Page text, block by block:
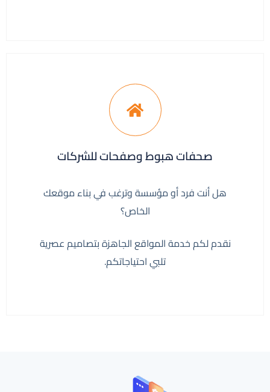
صحفات هبوط وصفحات للشركات
هل أنت فرد أو مؤسسة وترغب في بناء موقعك
الخاص؟
نقدم لكم خدمة المواقع الجاهزة بتصاميم عصرية
تلبي احتياجاتكم.